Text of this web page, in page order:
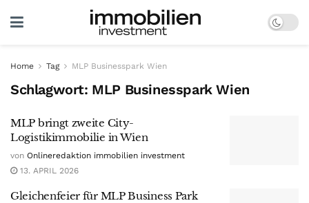
Home Tag MLP Businesspark Wien
Schlagwort: MLP Businesspark Wien
MLP bringt zweite City-
Logistikimmobilie in Wien
von Onlineredaktion immobilien investment
13. APRIL 2026
Gleichenfeier für MLP Business Park